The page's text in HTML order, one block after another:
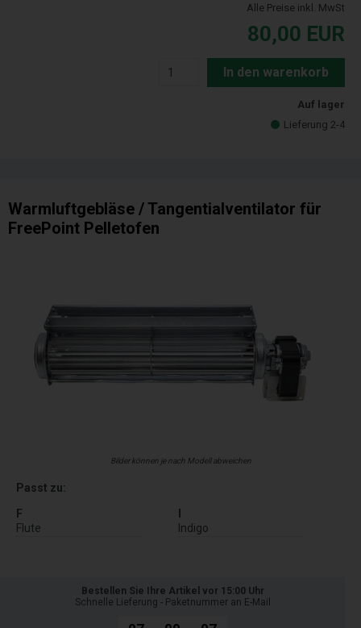
Alle Preise inkl. MwSt
80,00 EUR
In den warenkorb
Auf lager
Lieferung 2-4
Warmluftgebläse / Tangentialventilator für
FreePoint Pelletofen
Bilder können je nach Modell abweichen
Passt zu:
F
Flute
Indigo
Bestellen Sie Ihre Artikel vor 15:00 Uhr
Schnelle Lieferung - Paketnummer an E-Mail